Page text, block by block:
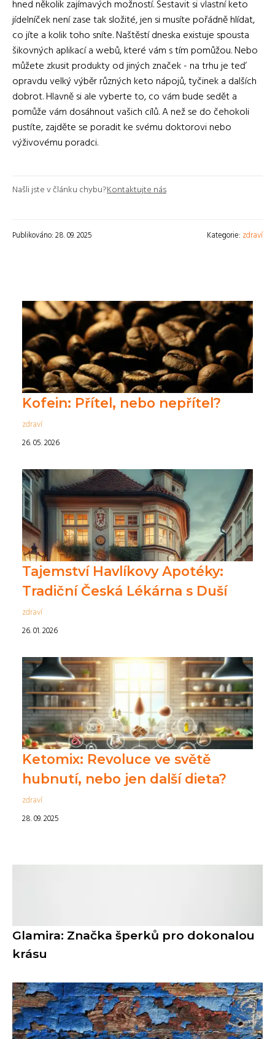
hned několik zajímavých možností. Sestavit si vlastní keto
jídelníček není zase tak složité, jen si musíte pořádně hlídat,
co jíte a kolik toho sníte. Naštěstí dneska existuje spousta
šikovných aplikací a webů, které vám s tím pomůžou. Nebo
můžete zkusit produkty od jiných značek - na trhu je teď
opravdu velký výběr různých keto nápojů, tyčinek a dalších
dobrot. Hlavně si ale vyberte to, co vám bude sedět a
pomůže vám dosáhnout vašich cílů. A než se do čehokoli
pustíte, zajděte se poradit ke svému doktorovi nebo
výživovému poradci.
Našli jste v článku chybu?Kontaktujte nás
Publikováno: 28. 09. 2025 Kategorie: zdraví
Kofein: Přítel, nebo nepřítel?
zdraví
26. 05. 2026
Tajemství Havlíkovy Apotéky:
Tradiční Česká Lékárna s Duší
zdraví
26. 01. 2026
Ketomix: Revoluce ve světě
hubnutí, nebo jen další dieta?
zdraví
28. 09. 2025
Glamira: Značka šperků pro dokonalou
krásu